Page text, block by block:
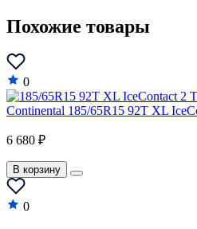
Похожие товары
0
Continental 185/65R15 92T XL
6 680 ₽
В корзину
0